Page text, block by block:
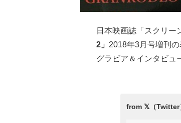
日本映画誌「スクリー
2」 2018年3月号増刊の
グラビア＆インタビュ